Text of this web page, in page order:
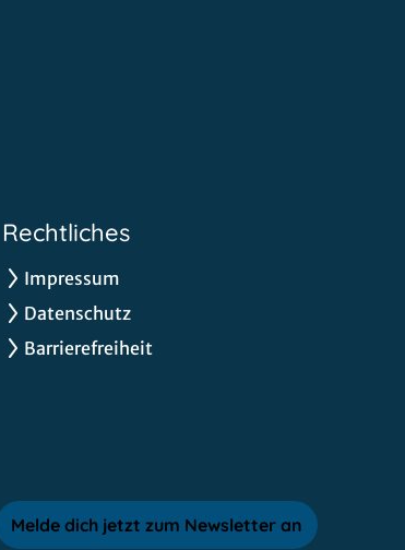
Rechtliches
Impressum
Datenschutz
Barrierefreiheit
Melde dich jetzt zum Newsletter an